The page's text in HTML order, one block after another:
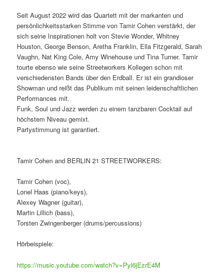
Seit August 2022 wird das Quartett mit der markanten und
persönlichkeitsstarken Stimme von Tamir Cohen verstärkt, der
sich seine Inspirationen holt von Stevie Wonder, Whitney
Houston, George Benson, Aretha Franklin, Ella Fitzgerald, Sarah
Vaughn, Nat King Cole, Amy Winehouse und Tina Turner. Tamir
tourte ebenso wie seine Streetworkers Kollegen schon mit
verschiedensten Bands über den Erdball. Er ist ein grandioser
Showman und reißt das Publikum mit seinen leidenschaftlichen
Performances mit.
Funk, Soul und Jazz werden zu einem tanzbaren Cocktail auf
höchstem Niveau gemixt.
Partystimmung ist garantiert.
Tamir Cohen and BERLIN 21 STREETWORKERS:
Tamir Cohen (voc),
Lonel Haas (piano/keys),
Alexey Wagner (guitar),
Martin Lillich (bass),
Torsten Zwingenberger (drums/percussions)
Hörbeispiele:
https://music.youtube.com/watch?v=Pyl6jEzrE4M